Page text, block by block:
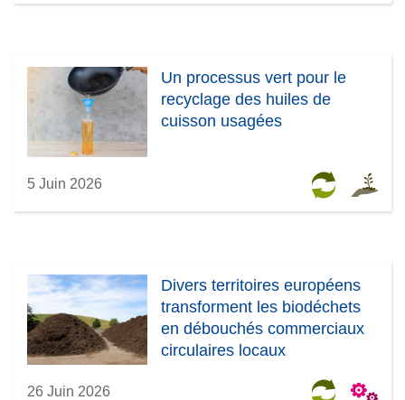
Un processus vert pour le
recyclage des huiles de
cuisson usagées
5 Juin 2026
Divers territoires européens
transforment les biodéchets
en débouchés commerciaux
circulaires locaux
26 Juin 2026